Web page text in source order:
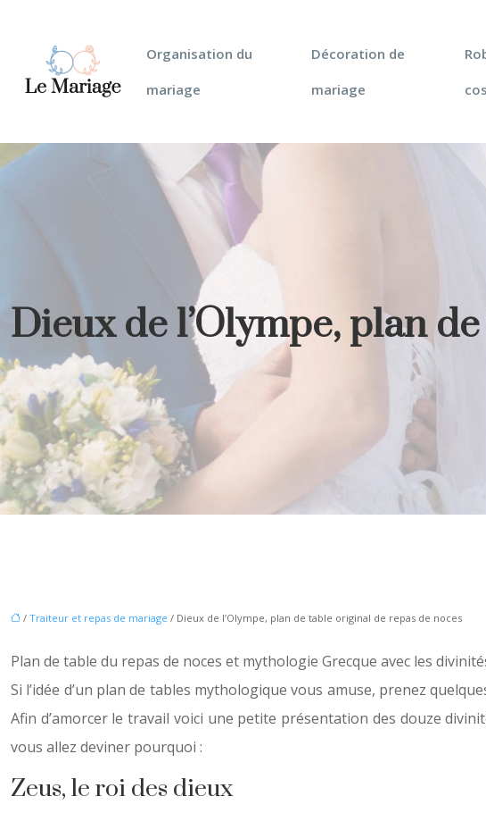
Organisation du
mariage
Décoration de
mariage
Dieux de l’Olympe, plan
/ Traiteur et repas de mariage / Dieux de l’Olympe, plan de table original de repas de noces
Plan de table du repas de noces et mythologie Grecque avec les
Si l’idée d’un plan de tables mythologique vous amuse, prenez
Afin d’amorcer le travail voici une petite présentation des douze
vous allez deviner pourquoi :
Zeus, le roi des dieux